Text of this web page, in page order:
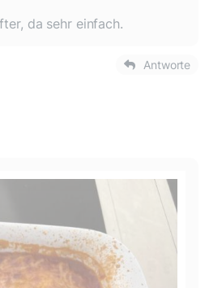
da sehr einfach.
Antworte